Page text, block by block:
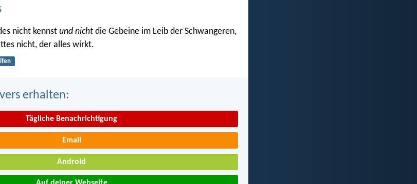
nicht kennst und nicht die Gebeine im Leib der Schwangeren,
nicht, der alles wirkt.
erhalten:
Tägliche Benachrichtigung
Email
Android